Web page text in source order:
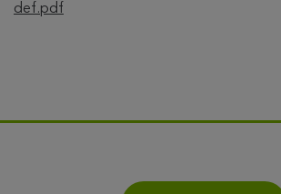
def.pdf